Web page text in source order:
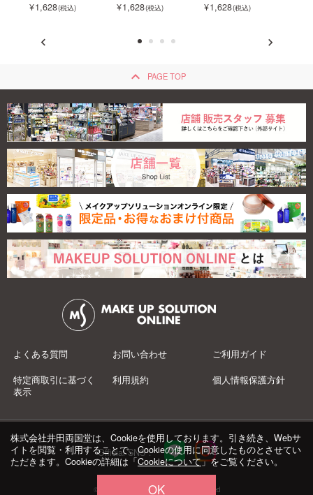
クール アートクラススマ
ージングエッジライナー
1,628 クール アートクラススマ
ージングエッジライナー
1,628 クール アートクラススマ
ージングエッジライナー
1,628
keyboard_arrow_up PAGE TOP
よくある質問 お問い合わせ ご利用ガイド
特定商取引に基づく
表示
利用規約 個人情報保護方針
Official SNS：
© 井田両国堂 Co.,Ltd.All Rights Reserved
株式会社井田両国堂は、Cookieを使用しております。引き続き、Webサ
イトを閲覧・利用することで、Cookieの使用に同意したものとさせてい
ただきます。Cookieの詳細は「Cookieについて」をご覧ください。
OK